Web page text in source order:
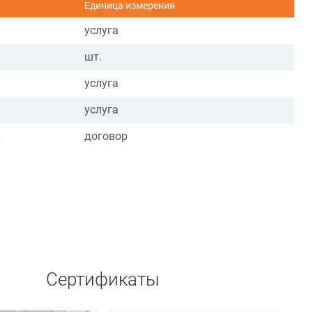
Единица измерения
услуга
шт.
услуга
услуга
договор
Сертификаты